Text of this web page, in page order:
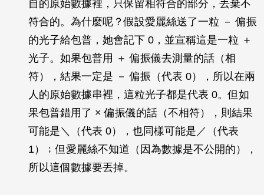
自的原始數據裡，只保留相符合的部分，丟棄不
符合的。為什麼呢？假設愛麗絲送了一粒 － 偏振
的光子給包普，她會記下 0，並宣稱這是一粒 ＋
光子。如果包普用 ＋ 偏振儀去測量的話（相
符），結果一定是 － 偏振（代表 0），所以在兩
人的原始數據串裡，這粒光子都是代表 0。但如
果包普錯用了 × 偏振儀的話（不相符），則結果
可能是＼（代表 0），也同樣可能是／（代表
1）﹔但愛麗絲不知道（因為數據是不公開的），
所以這個數據要丟掉。